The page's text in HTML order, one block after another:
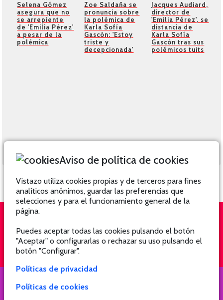
Selena Gómez
asegura que no
se arrepiente
de 'Emilia Pérez'
a pesar de la
polémica
Zoe Saldaña se
pronuncia sobre
la polémica de
Karla Sofía
Gascón: 'Estoy
triste y
decepcionada'
Jacques Audiard,
director de
'Emilia Pérez', se
distancia de
Karla Sofía
Gascón tras sus
polémicos tuits
QUIÉNES SOMOS SUSCRÍBETE
Aviso de política de cookies
Vistazo utiliza cookies propias y de terceros para fines
analíticos anónimos, guardar las preferencias que
selecciones y para el funcionamiento general de la
página.
Puedes aceptar todas las cookies pulsando el botón
"Aceptar" o configurarlas o rechazar su uso pulsando el
botón "Configurar".
Políticas de privacidad
Políticas de cookies